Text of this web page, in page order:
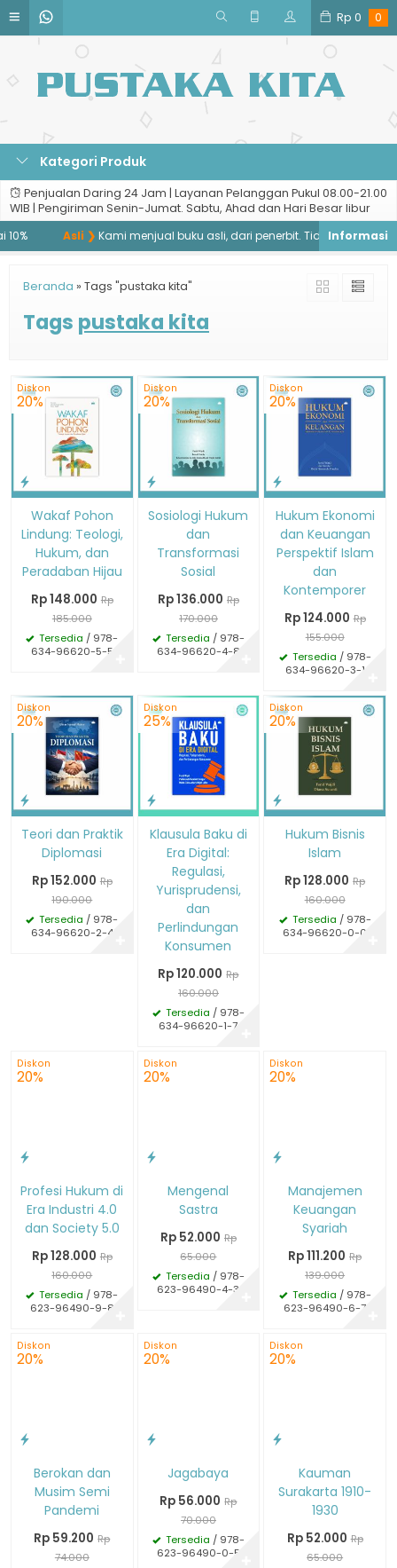
Rp 0 0
Kategori Produk
Penjualan Daring 24 Jam | Layanan Pelanggan Pukul 08.00-21.00
WIB | Pengiriman Senin-Jumat. Sabtu, Ahad dan Hari Besar libur
Asli ❯ Kami menjual buku asli, dari penerbit. Tidak menjual
Beranda » Tags "pustaka kita"
Tags pustaka kita
Diskon
20%
Wakaf Pohon
Lindung: Teologi,
Hukum, dan
Peradaban Hijau
Rp 148.000 Rp
185.000
Tersedia / 978-
634-96620-5-5
Diskon
20%
Sosiologi Hukum
dan
Transformasi
Sosial
Rp 136.000 Rp
170.000
Tersedia / 978-
634-96620-4-8
Diskon
20%
Hukum Ekonomi
dan Keuangan
Perspektif Islam
dan
Kontemporer
Rp 124.000 Rp
155.000
Tersedia / 978-
634-96620-3-1
Diskon
20%
Teori dan Praktik
Diplomasi
Rp 152.000 Rp
190.000
Tersedia / 978-
634-96620-2-4
Diskon
25%
Klausula Baku di
Era Digital:
Regulasi,
Yurisprudensi,
dan
Perlindungan
Konsumen
Rp 120.000 Rp
160.000
Tersedia / 978-
634-96620-1-7
Diskon
20%
Hukum Bisnis
Islam
Rp 128.000 Rp
160.000
Tersedia / 978-
634-96620-0-0
Diskon
20%
Profesi Hukum di
Era Industri 4.0
dan Society 5.0
Rp 128.000 Rp
160.000
Tersedia / 978-
623-96490-9-8
Diskon
20%
Mengenal
Sastra
Rp 52.000 Rp
65.000
Tersedia / 978-
623-96490-4-3
Diskon
20%
Manajemen
Keuangan
Syariah
Rp 111.200 Rp
139.000
Tersedia / 978-
623-96490-6-7
Diskon
20%
Berokan dan
Musim Semi
Pandemi
Rp 59.200 Rp
74.000
Diskon
20%
Jagabaya
Rp 56.000 Rp
70.000
Tersedia / 978-
623-96490-0-5
Diskon
20%
Kauman
Surakarta 1910-
1930
Rp 52.000 Rp
65.000